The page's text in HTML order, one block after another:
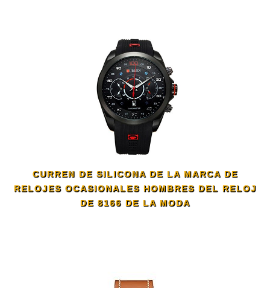
CURREN DE SILICONA DE LA MARCA DE
RELOJES OCASIONALES HOMBRES DEL RELOJ
DE 8166 DE LA MODA